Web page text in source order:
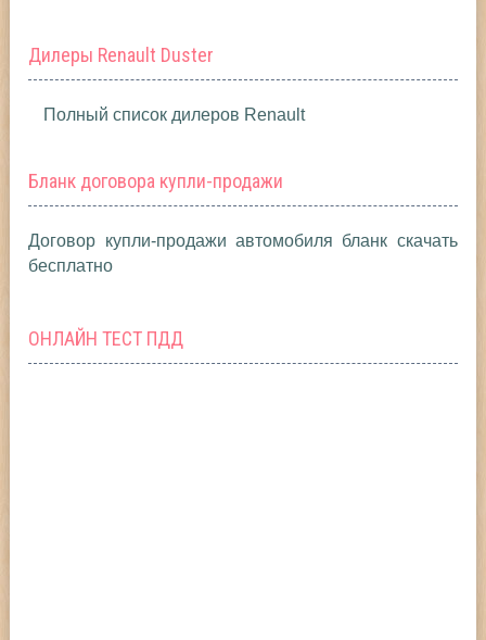
Дилеры Renault Duster
Полный список дилеров Renault
Бланк договора купли-продажи
Договор купли-продажи автомобиля бланк скачать
бесплатно
ОНЛАЙН ТЕСТ ПДД